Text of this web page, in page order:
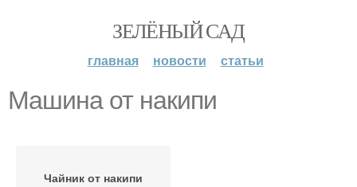
ЗЕЛЁНЫЙ САД
главная новости статьи
Машина от накипи
Чайник от накипи